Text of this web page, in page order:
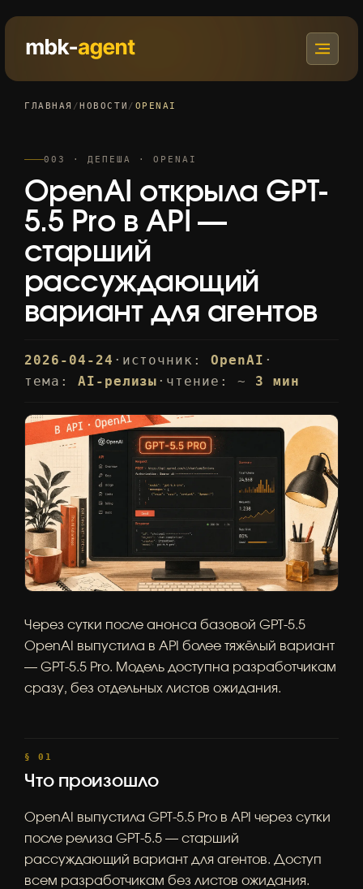
ГЛАВНАЯ /НОВОСТИ / OPENAI
003 · ДЕПЕША · OPENAI
OpenAI открыла GPT-
5.5 Pro в API —
старший
рассуждающий
вариант для агентов
2026-04-24 · источник:OpenAI ·
тема: AI-релизы · чтение: ~ 3 мин
Через сутки после анонса базовой GPT-5.5
OpenAI выпустила в API более тяжёлый вариант
— GPT-5.5 Pro. Модель доступна разработчикам
сразу, без отдельных листов ожидания.
Что произошло
OpenAI выпустила GPT-5.5 Pro в API через сутки
после релиза GPT-5.5 — старший
рассуждающий вариант для агентов. Доступ
всем разработчикам без листов ожидания.